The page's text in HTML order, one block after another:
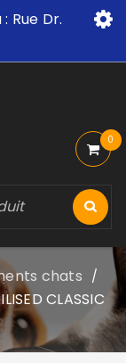
Rue Dr.
0
chats /
CLASSIC